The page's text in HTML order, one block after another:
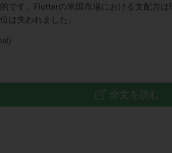
です。Flutterの米国市場における支配力
は失われました。
全文を読む